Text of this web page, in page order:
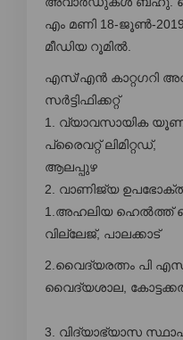
എം മണി 18-ജൂൺ-
മീഡിയ റൂമിൽ.
എസ്/എൻ കാറ്റഗറി
സർട്ടിഫിക്കറ്റ്
1. വ്യാവസായിക
പ്രൈവറ്റ് ലിമിറ്റഡ്,
ആലപ്പുഴ
2. വാണിജ്യ
1.അഹലിയ ഹെൽത്ത്
വില്ലേജ്, പാലക്കാട്
2.വൈദ്യരത്നം പി
വൈദ്യശാല,
3. വിദ്യാഭ്യാസ